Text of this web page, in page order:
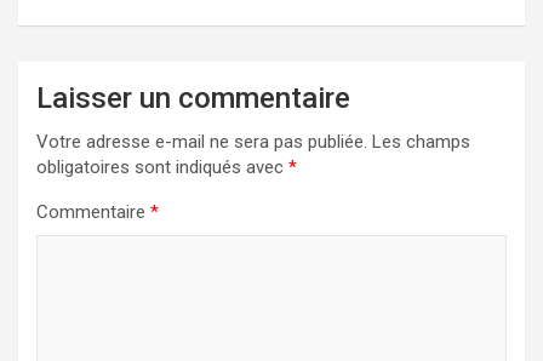
Laisser un commentaire
Votre adresse e-mail ne sera pas publiée. Les champs
obligatoires sont indiqués avec *
Commentaire *